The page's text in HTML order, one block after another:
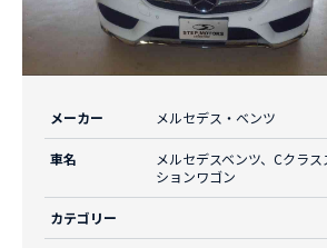
メーカー メルセデス・ベンツ
車名
メルセデスベンツ、Cクラス
ションワゴン
カテゴリー